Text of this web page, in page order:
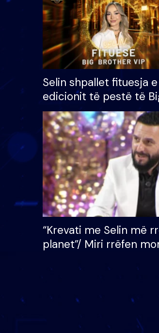
Selin shpallet fituesja e
edicionit të pestë të
Brother VIP, rrëmben
çmimin e madh prej
mijë eurosh
“Krevati me Selin më
planet”/ Miri rrëfen
mungojë zilja e